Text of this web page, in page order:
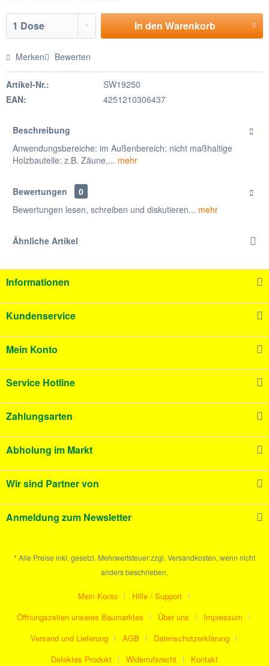
In denWarenkorb
Merken Bewerten
Artikel-Nr.:
SW19250
EAN:
4251210306437
Beschreibung
Anwendungsbereiche: im Außenbereich: nicht maßhaltige
Holzbauteile: z.B. Zäune,... mehr
Bewertungen
0
Bewertungen lesen, schreiben und diskutieren... mehr
Ähnliche Artikel
Informationen
Kundenservice
Mein Konto
Service Hotline
Zahlungsarten
Abholung im Markt
Wir sind Partner von
Anmeldung zum Newsletter
* Alle Preise inkl. gesetzl. Mehrwertsteuer zzgl. Versandkosten, wenn nicht
anders beschrieben.
Mein Konto
Hilfe / Support
Öffnungszeiten unseres Baumarktes
Über uns
Impressum
Versand und Lieferung
AGB
Datenschutzerklärung
Defektes Produkt
Widerrufsrecht Kontakt